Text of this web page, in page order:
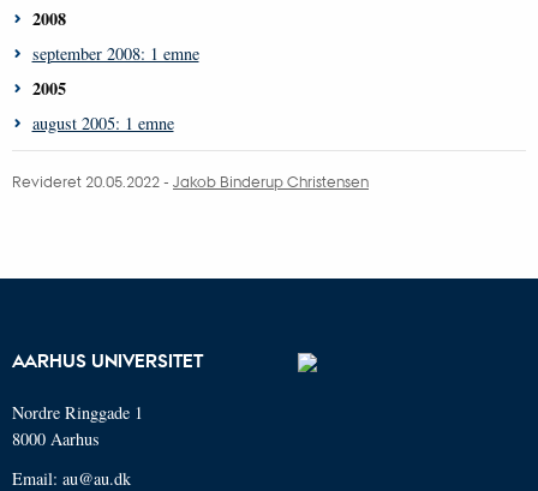
2008
september 2008: 1 emne
2005
august 2005: 1 emne
Revideret 20.05.2022 - Jakob Binderup Christensen
AARHUS UNIVERSITET
Nordre Ringgade 1
8000 Aarhus
Email: au@au.dk